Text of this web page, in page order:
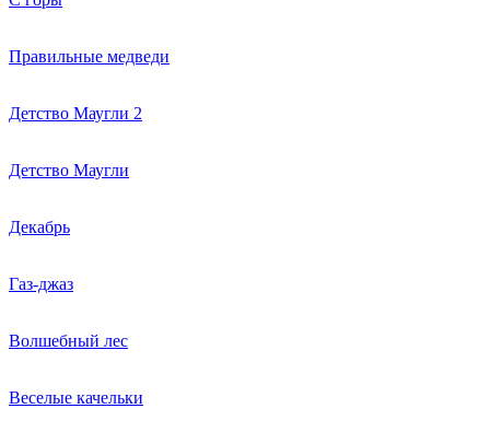
Правильные медведи
Детство Маугли 2
Детство Маугли
Декабрь
Газ-джаз
Волшебный лес
Веселые качельки